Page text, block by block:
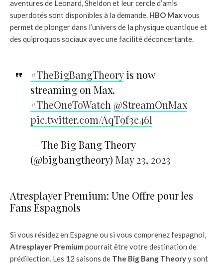
aventures de Leonard, Sheldon et leur cercle d’amis
superdotés sont disponibles à la demande. HBO Maxvous
permet de plonger dans l’univers de la physique quantique et
des quiproquos sociaux avec une facilité déconcertante.
#TheBigBangTheoryis now
streaming on Max.
#TheOneToWatch @StreamOnMax
pic.twitter.com/AqT9f3c46l
— The Big Bang Theory
(@bigbangtheory) May 23, 2023
Atresplayer Premium: Une Offre pour les
Fans Espagnols
Si vous résidez en Espagne ou si vous comprenez l’espagnol,
Atresplayer Premium pourrait être votre destination de
prédilection. Les 12 saisons de The Big Bang Theoryy sont